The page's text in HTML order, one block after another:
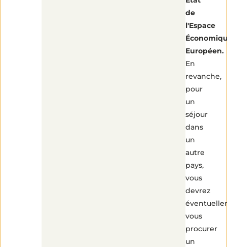
de
l'Espace
Européen.
En
revanche,
pour
un
séjour
dans
un
autre
pays,
vous
devrez
vous
procurer
un